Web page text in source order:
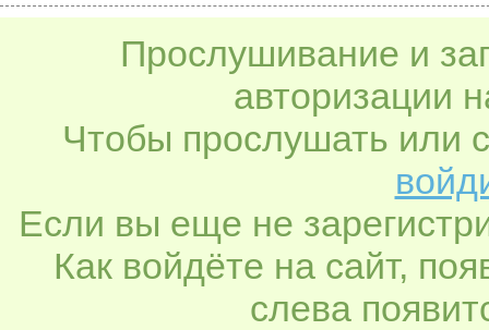
Прослушивание и
авторизации
Чтобы прослушать или
Если вы еще не
Как войдёте на сайт,
слева